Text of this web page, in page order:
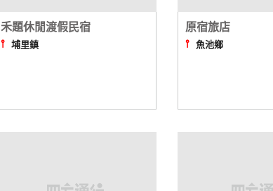
禾題休閒渡假民宿
⫯ 埔里鎮
原宿旅店
⫯魚池鄉